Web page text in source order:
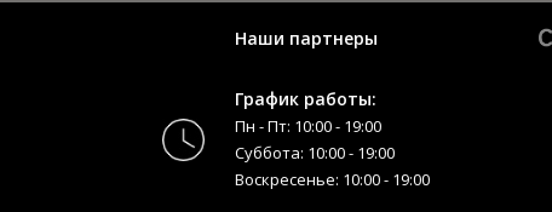
Наши партнеры
График работы:
Пн - Пт: 10:00 - 19:00
Суббота: 10:00 - 19:00
Воскресенье: 10:00 - 19:00